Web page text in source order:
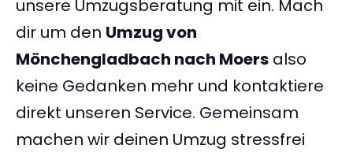
unsere Umzugsberatung mit ein. Mach
dir um den Umzug von
Mönchengladbach nach Moers also
keine Gedanken mehr und kontaktiere
direkt unseren Service. Gemeinsam
machen wir deinen Umzug stressfrei